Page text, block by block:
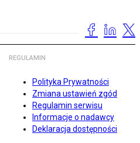
REGULAMIN
Polityka Prywatności
Zmiana ustawień zgód
Regulamin serwisu
Informacje o nadawcy
Deklaracja dostępności